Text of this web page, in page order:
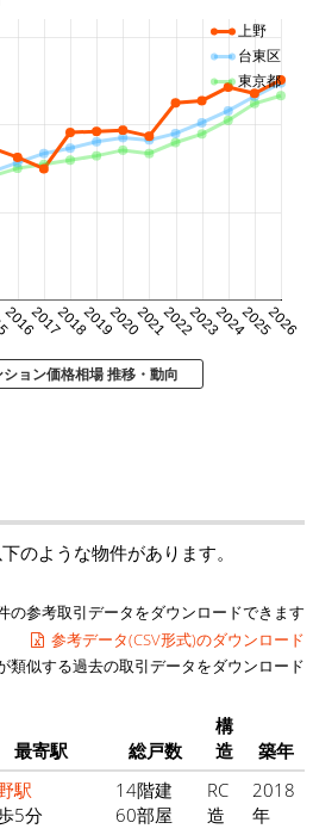
20162017201820192020202120222023202420252026
上野
台東区
東京都
ョン価格相場 推移・動向
のような物件があります。
の参考取引データをダウンロードできます
参考データ(CSV形式)のダウンロード
類似する過去の取引データをダウンロード
最寄駅 総戸数
構
造
築年
駅
5分
14階建
60部屋
RC
造
2018
年